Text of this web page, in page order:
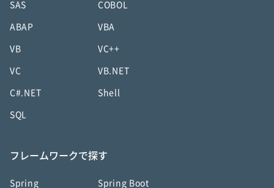
SAS COBOL
ABAP VBA
VB VC++
VC VB.NET
C#.NET Shell
SQL
フレームワークで探す
Spring Spring Boot